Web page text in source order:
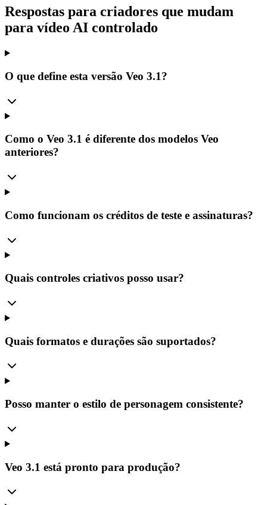
Respostas para criadores que mudam
para vídeo AI controlado
O que define esta versão Veo 3.1?
Como o Veo 3.1 é diferente dos modelos Veo
anteriores?
Como funcionam os créditos de teste e assinaturas?
Quais controles criativos posso usar?
Quais formatos e durações são suportados?
Posso manter o estilo de personagem consistente?
Veo 3.1 está pronto para produção?